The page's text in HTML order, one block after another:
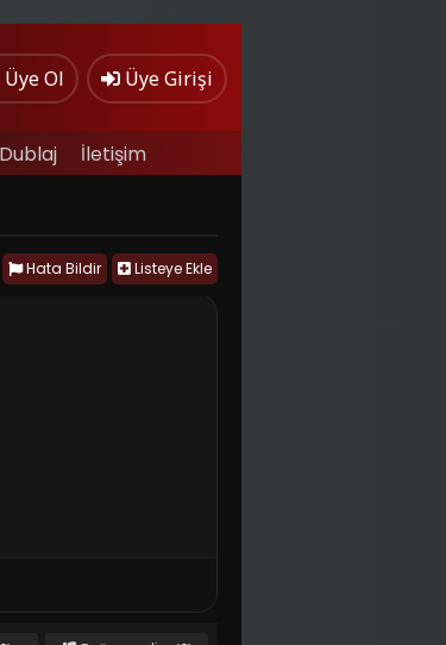
Üye Ol Üye Girişi
İletişim
Listeye Ekle
Hata Bildir